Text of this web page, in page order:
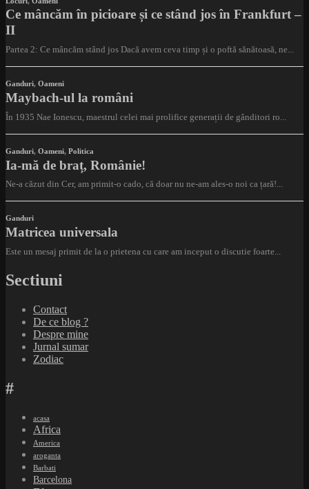
Sectiuni
Contact
De ce blog ?
Despre mine
Jurnal sumar
Zodiac
#
acasa
Africa
America
aroganta
Barbati
Barcelona